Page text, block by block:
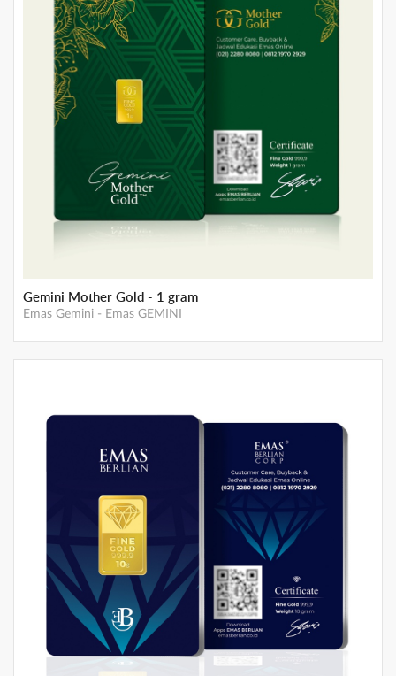
Gemini Mother Gold - 1 gram
Emas Gemini - Emas GEMINI